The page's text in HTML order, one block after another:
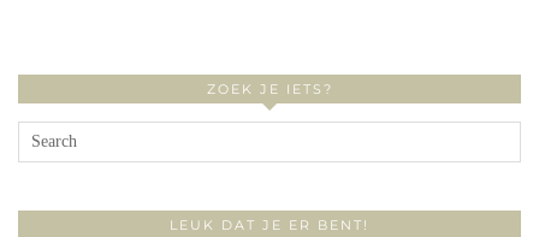
ZOEK JE IETS?
LEUK DAT JE ER BENT!